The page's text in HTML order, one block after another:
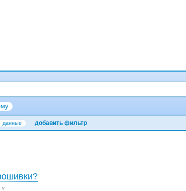
данные добавить фильтр
v